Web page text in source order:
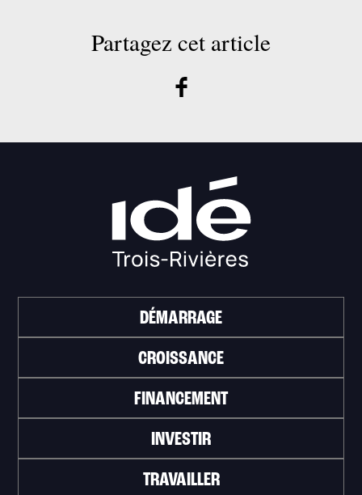
Partagez cet article
DÉMARRAGE
CROISSANCE
FINANCEMENT
INVESTIR
TRAVAILLER